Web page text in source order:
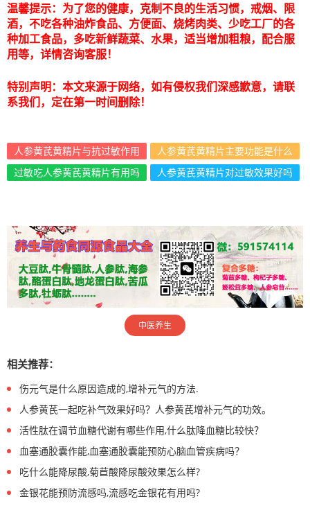
温馨提示：为了您的健康，克制不良的生活习惯，戒烟、限
酒，不吃各种油炸食品、方便面、烧烤肉类、少吃工厂的各
种加工食品，多吃新鲜蔬菜、水果，适当增加粗粮，配合服
用等，详情咨询客服！
特别声明：本文来源于网络，如有侵权我们深感歉意，请联
系我们，定在第一时间删除！
人参黄芪黄精片与抗过敏作用
人参黄芪黄精片主要功能是什么
过敏吃人参黄芪黄精片有用吗
人参黄芪黄精片对过敏效果好吗
中医养生
相关推荐：
伤元气是什么原因造成的,增补元气的方法.
人参黄芪一起吃补气效果好吗？人参黄芪增补元气的功效。
活性肽在调节血糖代谢有哪些作用,什么肽降血糖比较快？
血塞通胶囊作能,血塞通胶囊能预防心脑血管疾病吗？
吃什么能降尿酸,菊苣酸降尿酸效果怎么样?
金银花能预防流感吗,流感吃金银花有用吗?